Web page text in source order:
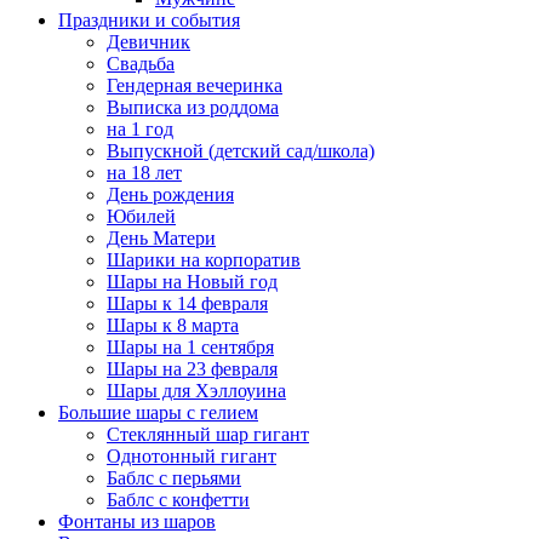
Праздники и события
Девичник
Свадьба
Гендерная вечеринка
Выписка из роддома
на 1 год
Выпускной (детский сад/школа)
на 18 лет
День рождения
Юбилей
День Матери
Шарики на корпоратив
Шары на Новый год
Шары к 14 февраля
Шары к 8 марта
Шары на 1 сентября
Шары на 23 февраля
Шары для Хэллоуина
Большие шары с гелием
Стеклянный шар гигант
Однотонный гигант
Баблс с перьями
Баблс с конфетти
Фонтаны из шаров